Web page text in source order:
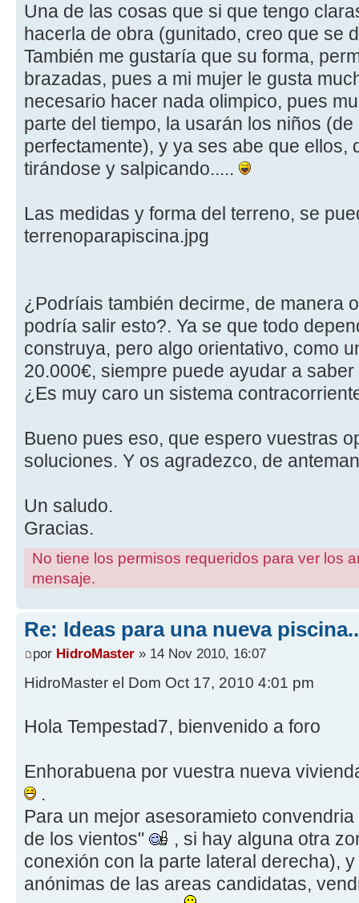
Una de las cosas que si que tengo
hacerla de obra (gunitado, creo que se
También me gustaría que su forma,
brazadas, pues a mi mujer le gusta
necesario hacer nada olimpico, pues
parte del tiempo, la usarán los niños
perfectamente), y ya ses abe que ellos,
tirándose y salpicando.....
Las medidas y forma del terreno, se
terrenoparapiscina.jpg
¿Podríais también decirme, de manera
podría salir esto?. Ya se que todo
construya, pero algo orientativo, como
20.000€, siempre puede ayudar a
¿Es muy caro un sistema
Bueno pues eso, que espero vuestras
soluciones. Y os agradezco, de
Un saludo.
Gracias.
No tiene los permisos requeridos para ver los
mensaje.
Re: Ideas para una nueva
por HidroMaster » 14 Nov 2010, 16:07
HidroMaster el Dom Oct 17, 2010 4:01 pm
Hola Tempestad7, bienvenido a foro
Enhorabuena por vuestra nueva
.
Para un mejor asesoramieto
de los vientos"
, si hay alguna otra
conexión con la parte lateral derecha),
anónimas de las areas candidatas,